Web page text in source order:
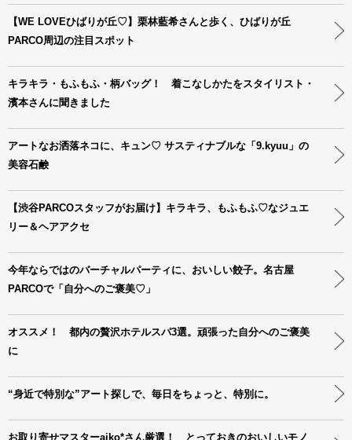
【WE LOVEひばりが丘♡】栗林藍希さんと歩く、ひばりが丘
PARCO周辺の注目スポット
キラキラ・もふもふ・柄バッグ！ 着こなしかたをスタイリスト・
濱本さんに聞きました
アートなお洒落ネコに、キュン♡ サスティナブルな「9.kyuu」の
美容石鹸
【渋谷PARCOスタッフがお届け】キラキラ、もふもふ♡なジュエ
リー＆ヘアアクセ
今年ならではのバーチャルパーティに、おいしい餃子。名古屋
PARCOで「自分へのご褒美♡」
オススメ！ 都内の贅沢ホテルスパ3選。頑張った自分へのご褒美
に
“身近で特別な”アート探しで、毎日をちょっと、特別に。
お取り寄せマスターaiko*さん厳選！ とっておきのおいしいモノ